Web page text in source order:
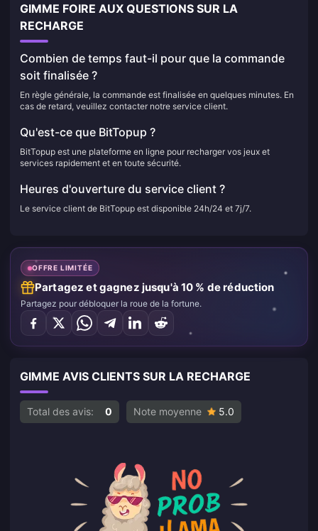
GIMME FOIRE AUX QUESTIONS SUR LA
RECHARGE
Combien de temps faut-il pour que la commande
soit finalisée ?
En règle générale, la commande est finalisée en quelques minutes. En
cas de retard, veuillez contacter notre service client.
Qu'est-ce que BitTopup ?
BitTopup est une plateforme en ligne pour recharger vos jeux et
services rapidement et en toute sécurité.
Heures d'ouverture du service client ?
Le service client de BitTopup est disponible 24h/24 et 7j/7.
OFFRE LIMITÉE
Partagez et gagnez jusqu'à 10 % de réduction
Partagez pour débloquer la roue de la fortune.
GIMME AVIS CLIENTS SUR LA RECHARGE
Total des avis: 0 Note moyenne 5.0